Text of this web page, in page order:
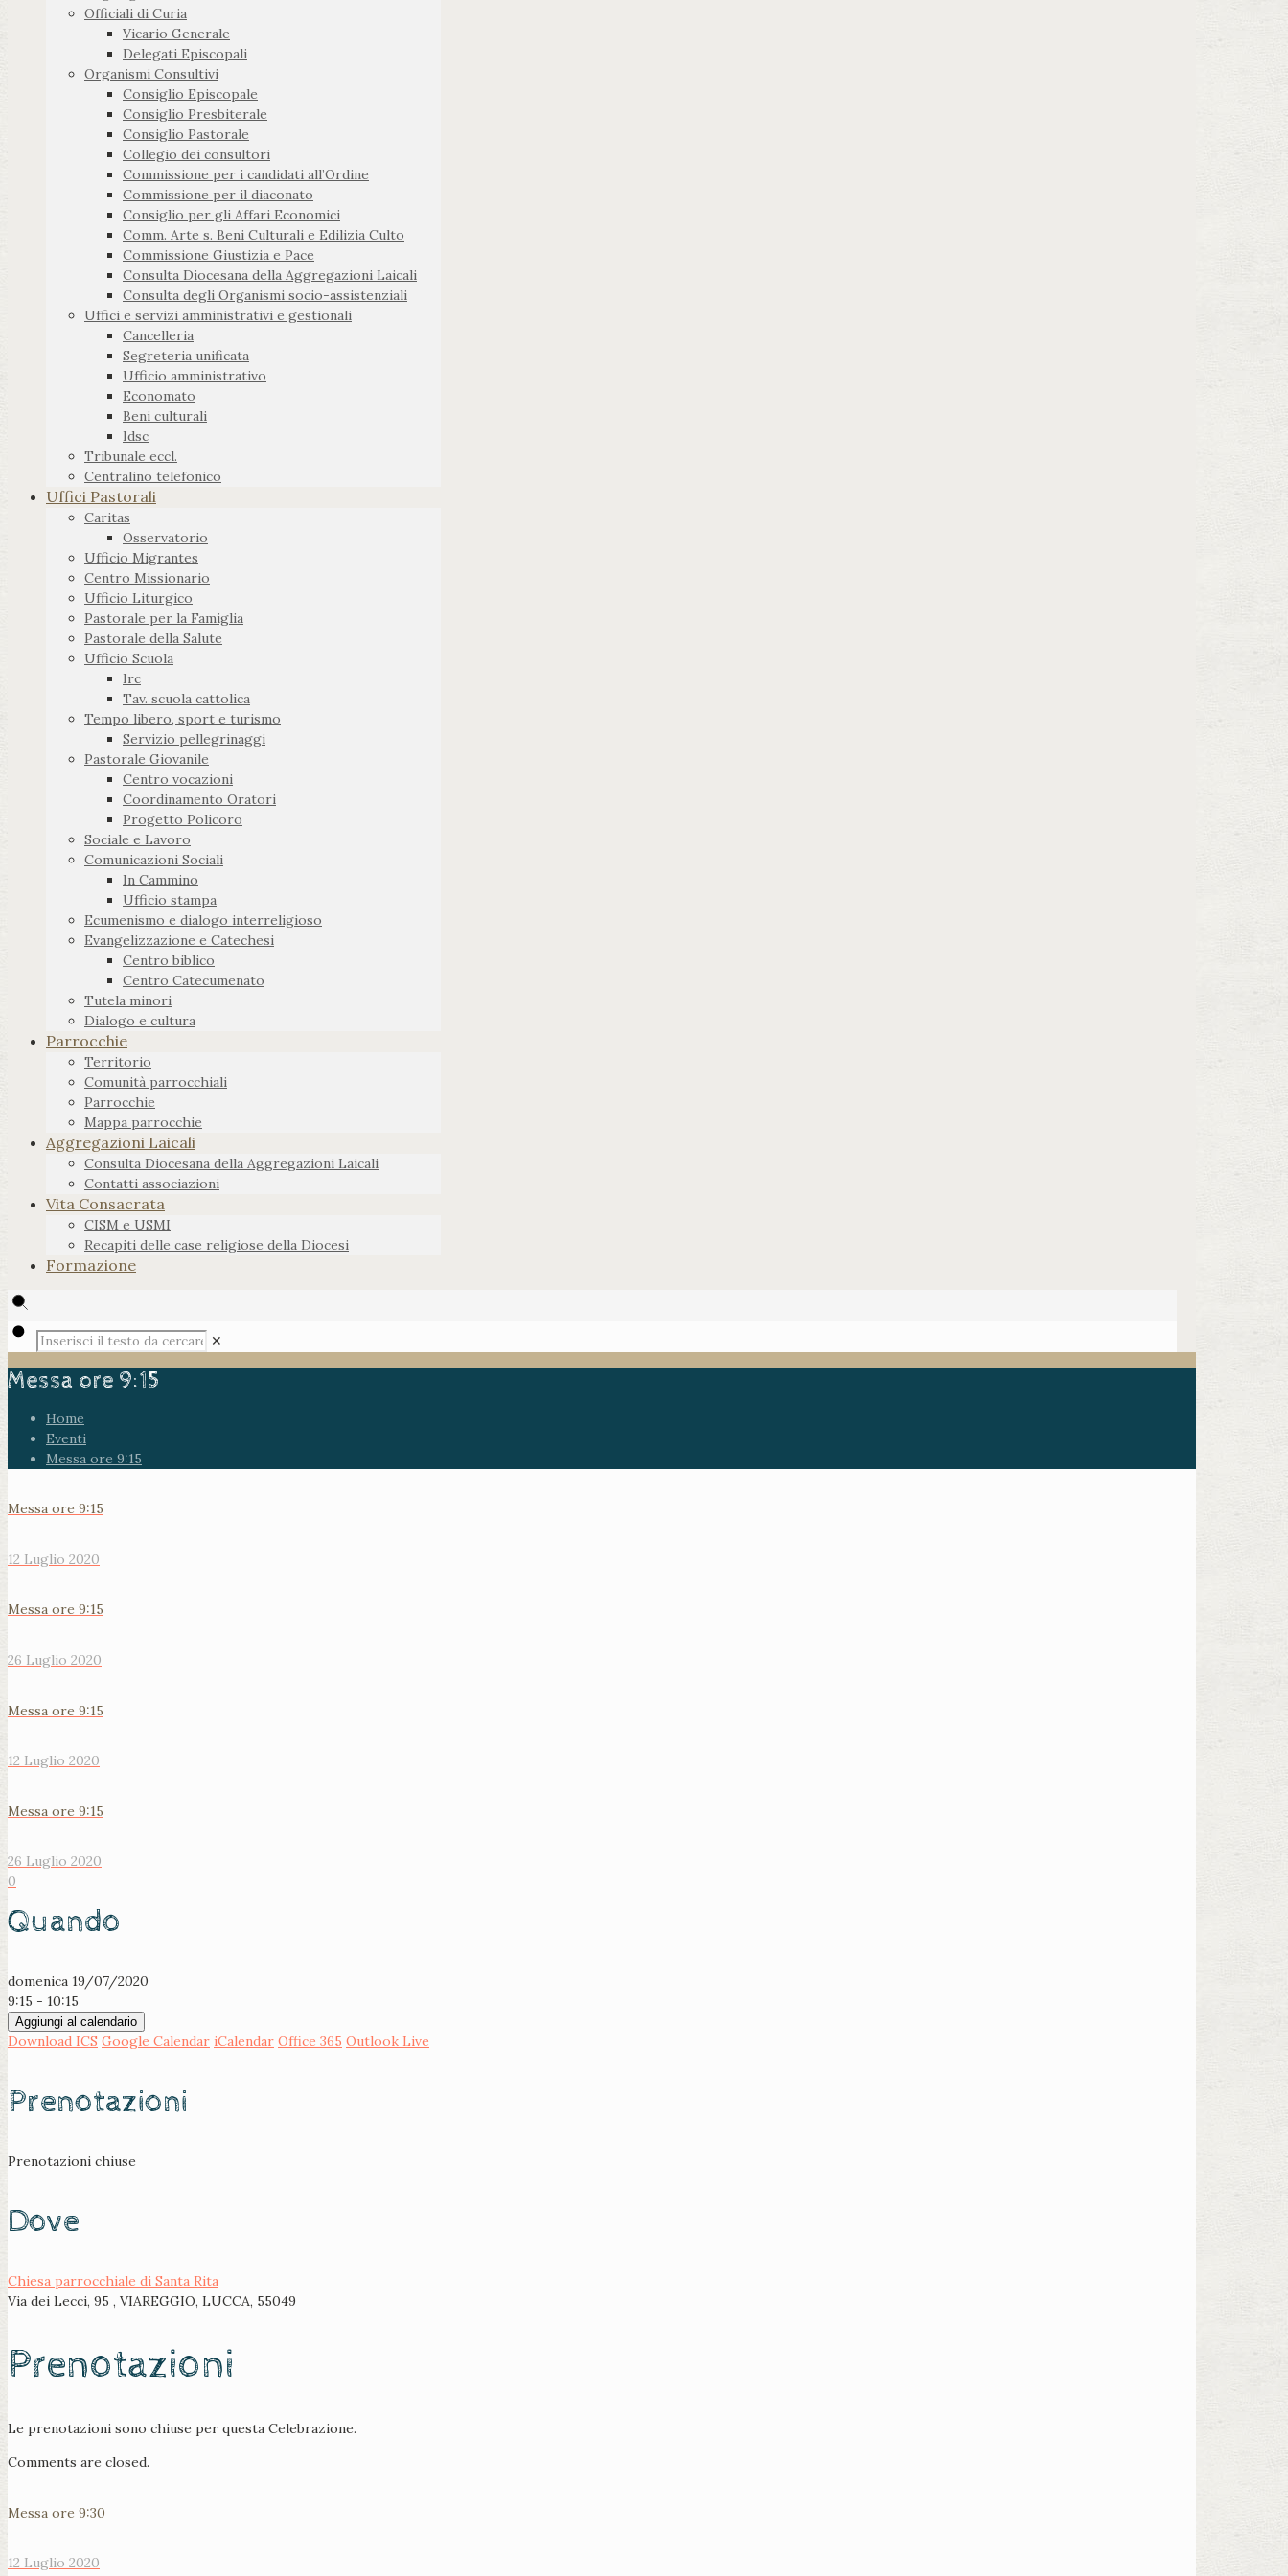
Officiali di Curia
Vicario Generale
Delegati Episcopali
Organismi Consultivi
Consiglio Episcopale
Consiglio Presbiterale
Consiglio Pastorale
Collegio dei consultori
Commissione per i candidati all’Ordine
Commissione per il diaconato
Consiglio per gli Affari Economici
Comm. Arte s. Beni Culturali e Edilizia Culto
Commissione Giustizia e Pace
Consulta Diocesana della Aggregazioni Laicali
Consulta degli Organismi socio-assistenziali
Uffici e servizi amministrativi e gestionali
Cancelleria
Segreteria unificata
Ufficio amministrativo
Economato
Beni culturali
Idsc
Tribunale eccl.
Centralino telefonico
Uffici Pastorali
Caritas
Osservatorio
Ufficio Migrantes
Centro Missionario
Ufficio Liturgico
Pastorale per la Famiglia
Pastorale della Salute
Ufficio Scuola
Irc
Tav. scuola cattolica
Tempo libero, sport e turismo
Servizio pellegrinaggi
Pastorale Giovanile
Centro vocazioni
Coordinamento Oratori
Progetto Policoro
Sociale e Lavoro
Comunicazioni Sociali
In Cammino
Ufficio stampa
Ecumenismo e dialogo interreligioso
Evangelizzazione e Catechesi
Centro biblico
Centro Catecumenato
Tutela minori
Dialogo e cultura
Parrocchie
Territorio
Comunità parrocchiali
Parrocchie
Mappa parrocchie
Aggregazioni Laicali
Consulta Diocesana della Aggregazioni Laicali
Contatti associazioni
Vita Consacrata
CISM e USMI
Recapiti delle case religiose della Diocesi
Formazione
✕
Messa ore 9:15
Home
Eventi
Messa ore 9:15
Messa ore 9:15
12 Luglio 2020
Messa ore 9:15
26 Luglio 2020
Messa ore 9:15
12 Luglio 2020
Messa ore 9:15
26 Luglio 2020
0
Quando
domenica 19/07/2020
9:15 - 10:15
Aggiungi al calendario
Download ICS Google Calendar iCalendar Office 365 Outlook Live
Prenotazioni
Prenotazioni chiuse
Dove
Chiesa parrocchiale di Santa Rita
Via dei Lecci, 95 , VIAREGGIO, LUCCA, 55049
Prenotazioni
Le prenotazioni sono chiuse per questa Celebrazione.
Comments are closed.
Messa ore 9:30
12 Luglio 2020